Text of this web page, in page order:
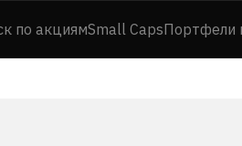
по акциямSmall CapsПортфели